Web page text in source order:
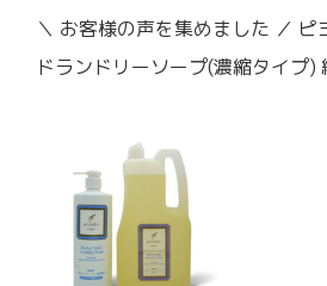
＼ お客様の声を集めました ／ ピ
ドランドリーソープ(濃縮タイプ)